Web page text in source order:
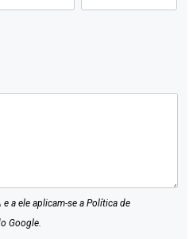
a ele aplicam-se a Política de
Google.